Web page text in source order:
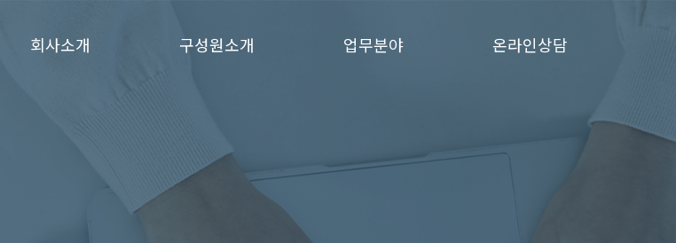
회사소개 구성원소개 업무분야 온라인상담